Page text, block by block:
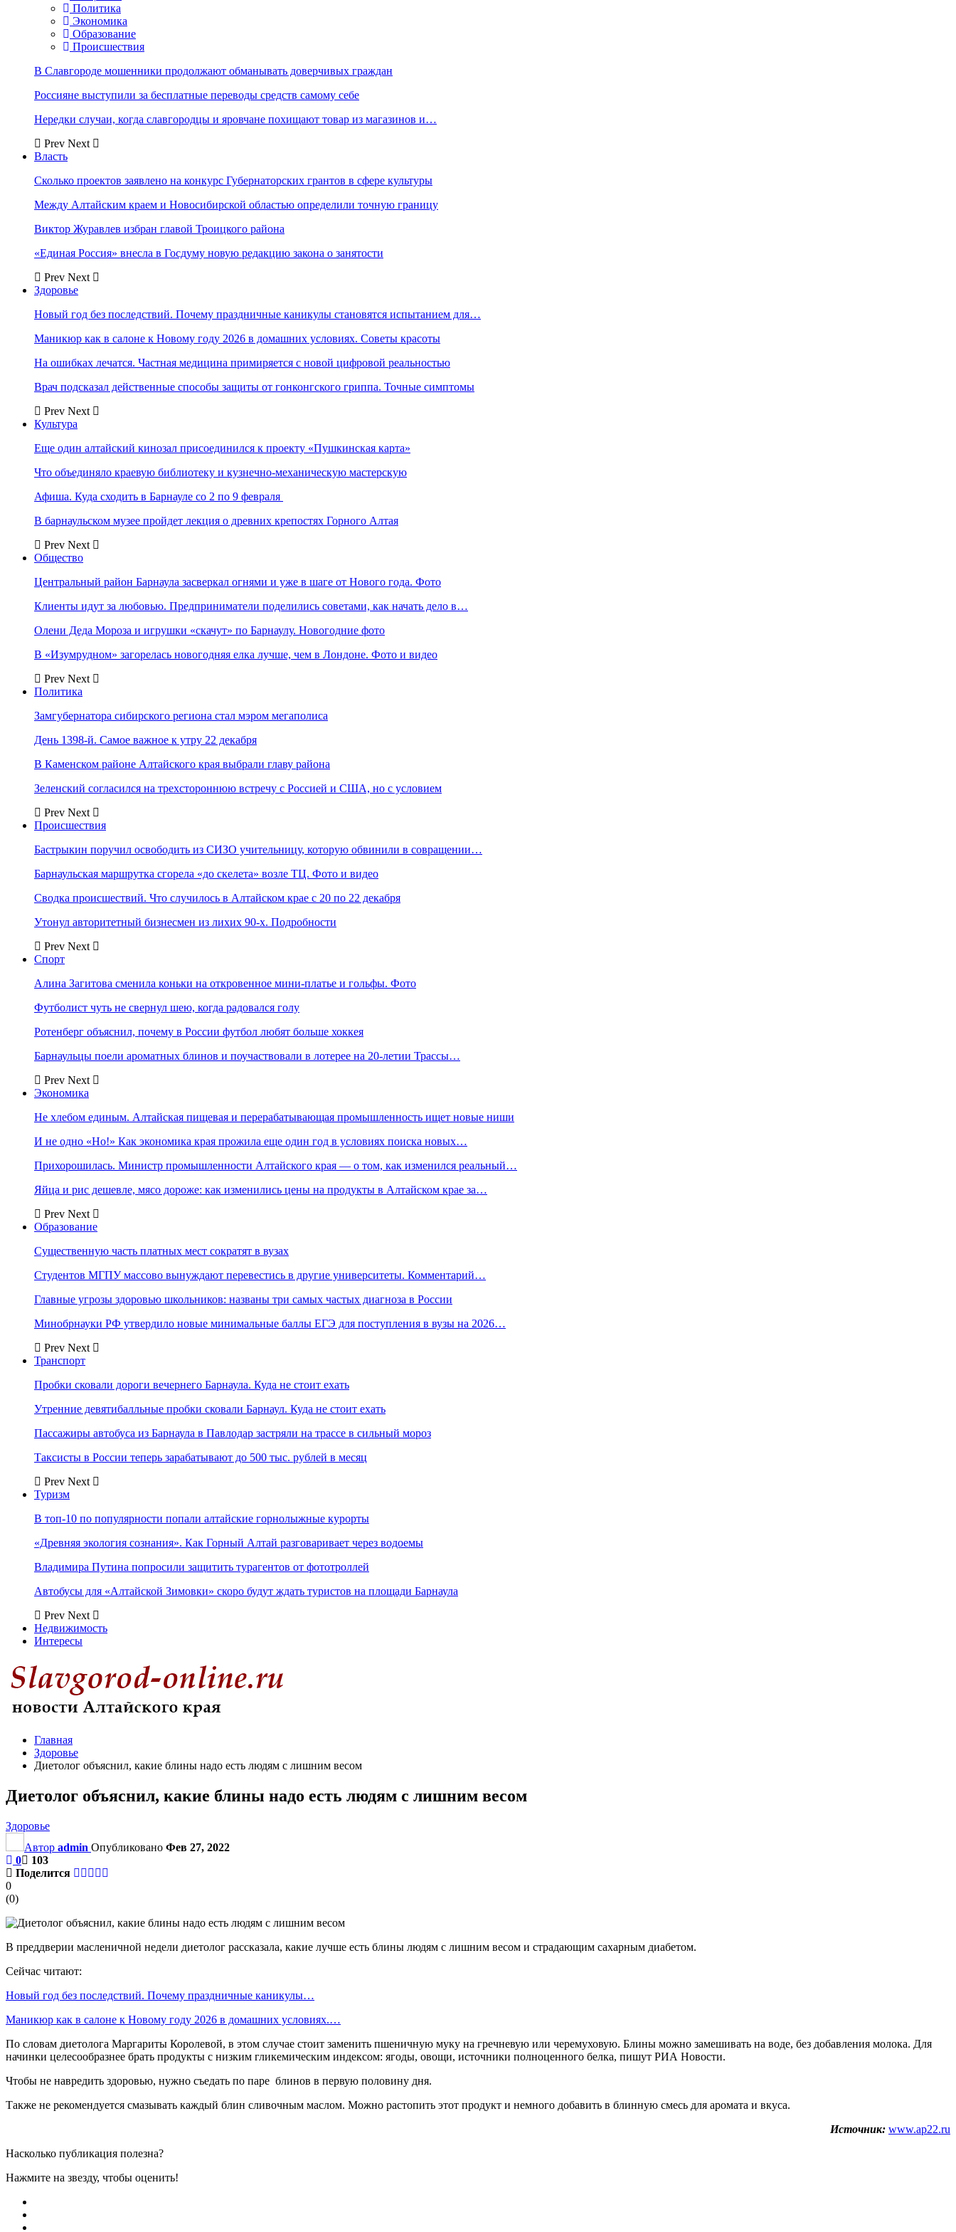
Политика
Экономика
Образование
Происшествия
В Славгороде мошенники продолжают обманывать доверчивых граждан
Россияне выступили за бесплатные переводы средств самому себе
Нередки случаи, когда славгородцы и яровчане похищают товар из магазинов и…
Prev Next
Власть
Сколько проектов заявлено на конкурс Губернаторских грантов в сфере культуры
Между Алтайским краем и Новосибирской областью определили точную границу
Виктор Журавлев избран главой Троицкого района
«Единая Россия» внесла в Госдуму новую редакцию закона о занятости
Prev Next
Здоровье
Новый год без последствий. Почему праздничные каникулы становятся испытанием для…
Маникюр как в салоне к Новому году 2026 в домашних условиях. Советы красоты
На ошибках лечатся. Частная медицина примиряется с новой цифровой реальностью
Врач подсказал действенные способы защиты от гонконгского гриппа. Точные симптомы
Prev Next
Культура
Еще один алтайский кинозал присоединился к проекту «Пушкинская карта»
Что объединяло краевую библиотеку и кузнечно-механическую мастерскую
Афиша. Куда сходить в Барнауле со 2 по 9 февраля
В барнаульском музее пройдет лекция о древних крепостях Горного Алтая
Prev Next
Общество
Центральный район Барнаула засверкал огнями и уже в шаге от Нового года. Фото
Клиенты идут за любовью. Предприниматели поделились советами, как начать дело в…
Олени Деда Мороза и игрушки «скачут» по Барнаулу. Новогодние фото
В «Изумрудном» загорелась новогодняя елка лучше, чем в Лондоне. Фото и видео
Prev Next
Политика
Замгубернатора сибирского региона стал мэром мегаполиса
День 1398-й. Самое важное к утру 22 декабря
В Каменском районе Алтайского края выбрали главу района
Зеленский согласился на трехстороннюю встречу с Россией и США, но с условием
Prev Next
Происшествия
Бастрыкин поручил освободить из СИЗО учительницу, которую обвинили в совращении…
Барнаульская маршрутка сгорела «до скелета» возле ТЦ. Фото и видео
Сводка происшествий. Что случилось в Алтайском крае с 20 по 22 декабря
Утонул авторитетный бизнесмен из лихих 90-х. Подробности
Prev Next
Спорт
Алина Загитова сменила коньки на откровенное мини-платье и гольфы. Фото
Футболист чуть не свернул шею, когда радовался голу
Ротенберг объяснил, почему в России футбол любят больше хоккея
Барнаульцы поели ароматных блинов и поучаствовали в лотерее на 20-летии Трассы…
Prev Next
Экономика
Не хлебом единым. Алтайская пищевая и перерабатывающая промышленность ищет новые ниши
И не одно «Но!» Как экономика края прожила еще один год в условиях поиска новых…
Прихорошилась. Министр промышленности Алтайского края — о том, как изменился реальный…
Яйца и рис дешевле, мясо дороже: как изменились цены на продукты в Алтайском крае за…
Prev Next
Образование
Существенную часть платных мест сократят в вузах
Студентов МГПУ массово вынуждают перевестись в другие университеты. Комментарий…
Главные угрозы здоровью школьников: названы три самых частых диагноза в России
Минобрнауки РФ утвердило новые минимальные баллы ЕГЭ для поступления в вузы на 2026…
Prev Next
Транспорт
Пробки сковали дороги вечернего Барнаула. Куда не стоит ехать
Утренние девятибалльные пробки сковали Барнаул. Куда не стоит ехать
Пассажиры автобуса из Барнаула в Павлодар застряли на трассе в сильный мороз
Таксисты в России теперь зарабатывают до 500 тыс. рублей в месяц
Prev Next
Туризм
В топ-10 по популярности попали алтайские горнолыжные курорты
«Древняя экология сознания». Как Горный Алтай разговаривает через водоемы
Владимира Путина попросили защитить турагентов от фототроллей
Автобусы для «Алтайской Зимовки» скоро будут ждать туристов на площади Барнаула
Prev Next
Недвижимость
Интересы
Главная
Здоровье
Диетолог объяснил, какие блины надо есть людям с лишним весом
Диетолог объяснил, какие блины надо есть людям с лишним весом
Здоровье
Автор admin Опубликовано Фев 27, 2022
0
103
Поделится
0
(0)
В преддверии масленичной недели диетолог рассказала, какие лучше есть блины людям с лишним весом и страдающим сахарным диабетом.
Сейчас читают:
Новый год без последствий. Почему праздничные каникулы…
Маникюр как в салоне к Новому году 2026 в домашних условиях.…
По словам диетолога Маргариты Королевой, в этом случае стоит заменить пшеничную муку на гречневую или черемуховую. Блины можно замешивать на воде, без добавления молока. Для
начинки целесообразнее брать продукты с низким гликемическим индексом: ягоды, овощи, источники полноценного белка, пишут РИА Новости.
Чтобы не навредить здоровью, нужно съедать по паре блинов в первую половину дня.
Также не рекомендуется смазывать каждый блин сливочным маслом. Можно растопить этот продукт и немного добавить в блинную смесь для аромата и вкуса.
Источник: www.ap22.ru
Насколько публикация полезна?
Нажмите на звезду, чтобы оценить!